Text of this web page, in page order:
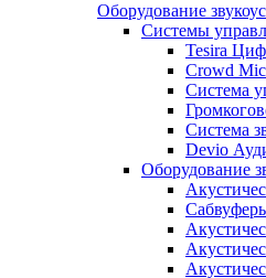
Оборудование
Системы
Tesira
Crowd
Система
Система
Devio
Оборудование